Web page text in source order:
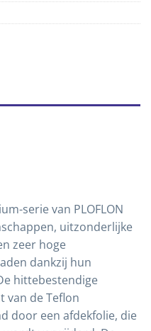
serie van PLOFLON
uitzonderlijke
zeer hoge
dankzij hun
hittebestendige
van de Teflon
door een afdekfolie, die